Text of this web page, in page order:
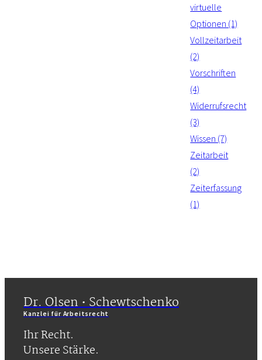
virtuelle
Optionen (1)
Vollzeitarbeit
(2)
Vorschriften
(4)
Widerrufsrecht
(3)
Wissen (7)
Zeitarbeit
(2)
Zeiterfassung
(1)
Dr. Olsen • Schewtschenko
Kanzlei für Arbeitsrecht
Ihr Recht.
Unsere Stärke.